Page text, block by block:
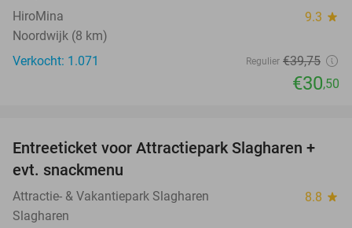
HiroMina 9.3 star
Noordwijk (8 km)
Verkocht: 1.071
Regulier €39,75
€30,50
41%
Entreeticket voor Attractiepark Slagharen +
evt. snackmenu
Attractie- & Vakantiepark Slagharen 8.8 star
Slagharen